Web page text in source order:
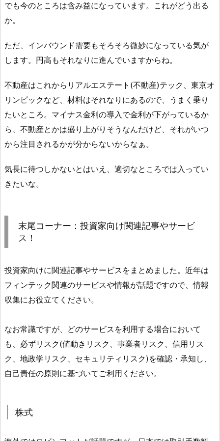
でも今のところは含み益になっています。これがどう出る
か。
ただ、インバウンド需要もそろそろ微妙になっている気が
します。円高もそれなりに進んでいますからね。
不動産はこれからリアルエステート(不動産)テック、東京オ
リンピックなど、材料はそれなりにあるので、うまく乗り
たいところ。マイナス金利の導入で金利が下がっているか
ら、不動産とかは盛り上がりそうなんだけど、それがいつ
から注目されるかが分からないからなぁ。
気長に待つしかないとはいえ、適切なところでは入ってい
きたいな。
末尾コーナー：投資家向け関連記事やサービ
ス！
投資家向けに関連記事やサービスをまとめました。近年は
フィンテック関連のサービスや情報が話題ですので、情報
収集にお役立てください。
なお常識ですが、どのサービスを利用する場合において
も、必ずリスク(値動きリスク、事業者リスク、信用リス
ク、地政学リスク、セキュリティリスク)を確認・承知し、
自己責任の原則に基づいてご利用ください。
株式